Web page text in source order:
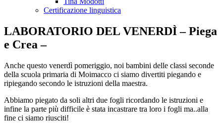
Certificazione linguistica
LABORATORIO DEL VENERDÌ – Piega
e Crea –
Anche questo venerdì pomeriggio, noi bambini delle classi seconde
della scuola primaria di Moimacco ci siamo divertiti piegando e
ripiegando secondo le istruzioni della maestra.
Abbiamo piegato da soli altri due fogli ricordando le istruzioni e
infine la parte più difficile è stata incastrare tra loro i fogli ma..alla
fine ci siamo riusciti!